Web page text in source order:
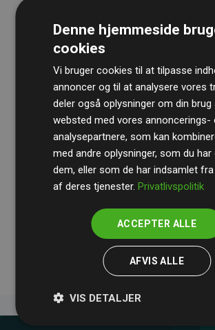
RevisionshusetBDOgennemgår
beregninger og metode for at sikre
og pålidelighed.
Deres revision dokumenterer, at vores
medlemmernes websites estimerede
Denne hjemmeside
cookies
Vi bruger cookies til at tilpasse
annoncer og til at analysere vores
deler også oplysninger om din
websted med vores annoncerings-
analysepartnere, som kan
med andre oplysninger, som du har
dem, eller som de har indsamlet fra
af deres tjenester.Privatlivspolitik
ACCEPTER ALLE
AFVIS ALLE
VIS DETALJER